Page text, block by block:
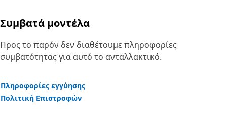
Συμβατά μοντέλα
Προς το παρόν δεν διαθέτουμε πληροφορίες
συμβατότητας για αυτό το ανταλλακτικό.
Πληροφορίες εγγύησης
Πολιτική Επιστροφών